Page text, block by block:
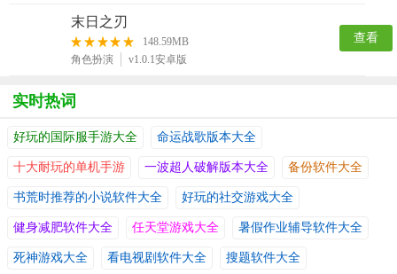
末日之刃
148.59MB
角色扮演
v1.0.1安卓版
查看
实时热词
好玩的国际服手游大全 命运战歌版本大全
十大耐玩的单机手游 一波超人破解版本大全 备份软件大全
书荒时推荐的小说软件大全 好玩的社交游戏大全
健身减肥软件大全 任天堂游戏大全 暑假作业辅导软件大全
死神游戏大全 看电视剧软件大全 搜题软件大全